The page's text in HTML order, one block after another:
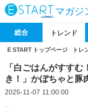
マガジ
総合 トレンド
E START トップページ トレ
「白ごはんがすす
き！」かぼちゃと豚
2025-11-07 11:00:00